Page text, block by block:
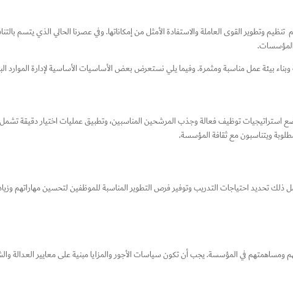
وتطوير القوى العاملة والاستفادة الأمثل من إمكاناتها. وفي عصرنا الحالي الذي يتسم
المؤسسات.
بيئة عمل مناسبة ومثمرة. وفيما يلي نستعرض بعض الأساسيات الأساسية لإدارة الموارد
توظيف فعالة وجذب المرشحين المناسبين، وتطبيق عمليات اختيار دقيقة تشمل
ويتناسبون مع ثقافة المؤسسة.
ذلك تحديد احتياجات التدريب وتوفير فرص التطوير المناسبة للموظفين لتحسين مهاراتهم
ومساهمتهم في المؤسسة. يجب أن تكون سياسات الأجور والمزايا مبنية على معايير العدالة